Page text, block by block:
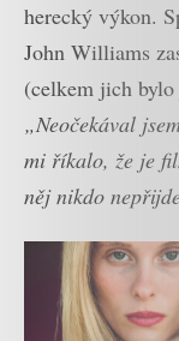
herecký výkon.
John Williams
(celkem jich
„Neočekával
mi říkalo, že je
něj nikdo